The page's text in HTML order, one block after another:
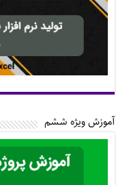
آموزش ویژه ششم